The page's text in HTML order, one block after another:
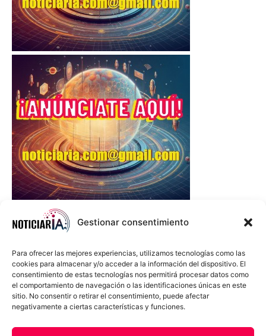
Gestionar consentimiento
Para ofrecer las mejores experiencias, utilizamos tecnologías como las
cookies para almacenar y/o acceder a la información del dispositivo. El
consentimiento de estas tecnologías nos permitirá procesar datos como
el comportamiento de navegación o las identificaciones únicas en este
sitio. No consentir o retirar el consentimiento, puede afectar
negativamente a ciertas características y funciones.